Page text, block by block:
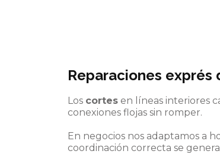
Reparaciones exprés
Los cortes en líneas interiores
conexiones flojas sin romper.
En negocios nos adaptamos a
coordinación correcta se